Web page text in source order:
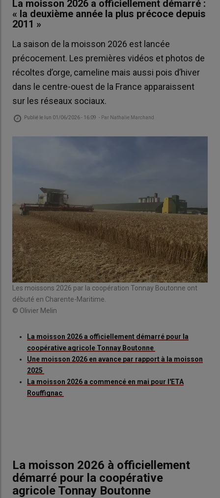
La moisson 2026 a officiellement démarré :
« la deuxième année la plus précoce depuis
2011 »
La saison de la moisson 2026 est lancée
précocement. Les premières vidéos et photos de
récoltes d’orge, cameline mais aussi pois d’hiver
dans le centre-ouest de la France apparaissent
sur les réseaux sociaux.
Publié le lun 01/06/2026 - 16:09 - Par Nathalie Marchand
Les moissons 2026 par la coopération Tonnay Boutonne ont
débuté en Charente-Maritime.
© Olivier Melin
La moisson 2026 a officiellement démarré pour la
coopérative agricole Tonnay Boutonne
Une moisson 2026 en avance par rapport à la moisson
2025
La moisson 2026 a commencé en mai pour l'ETA
Rouffignac
La moisson 2026 à officiellement
démarré pour la coopérative
agricole Tonnay Boutonne